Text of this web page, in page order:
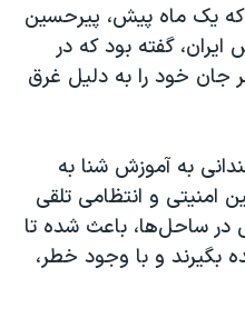
که یک ماه پیش، پیرحسین
ایران، گفته بود که در
مدت چهار ماه، ۴۹۲ نفر جان خود را به دلیل غرق
به آموزش شنا به
و انتظامی تلقی
ساحل‌ها، باعث شده تا
بگیرند و با وجود خطر،